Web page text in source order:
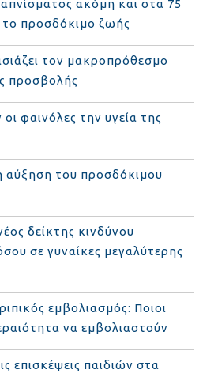
ακόμη και στα 75
το προσδόκιμο ζωής
τον μακροπρόθεσμο
προσβολής
φαινόλες την υγεία της
αύξηση του προσδόκιμου
δείκτης κινδύνου
σε γυναίκες μεγαλύτερης
εμβολιασμός: Ποιοι
να εμβολιαστούν
επισκέψεις παιδιών στα